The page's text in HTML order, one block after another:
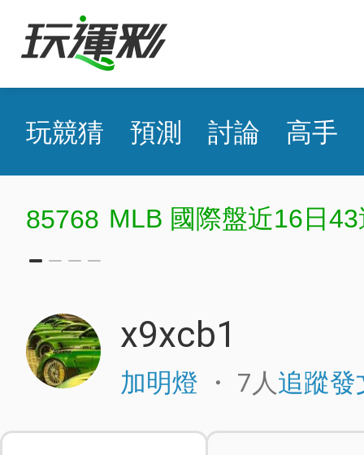
玩競猜 預測 討論 高手
85768 MLB 國際盤近16日
x9xcb1
加明燈 ・ 7人追蹤發